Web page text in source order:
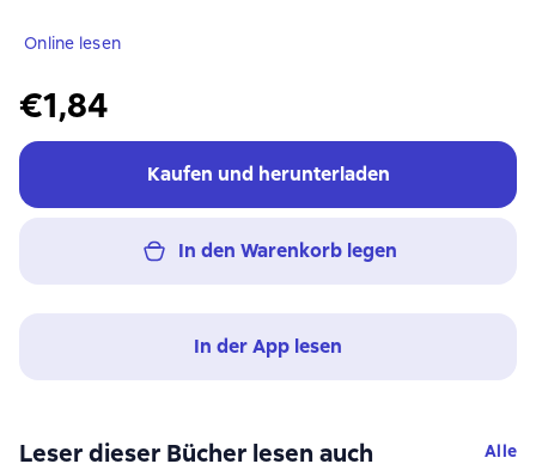
Online lesen
€1,84
Kaufen und herunterladen
In den Warenkorb legen
In der App lesen
Leser dieser Bücher lesen auch Alle